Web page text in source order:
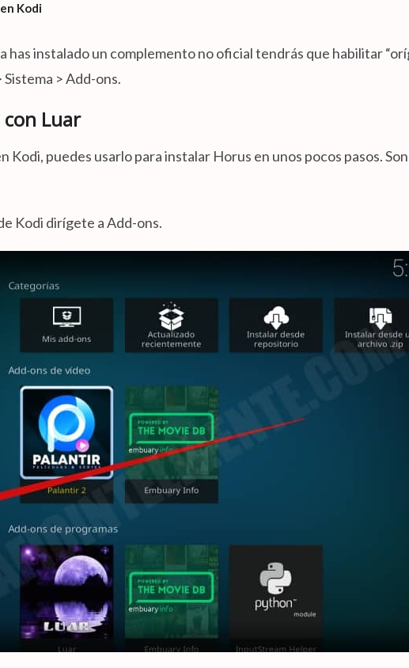
Kodi
has instalado un complemento no oficial tendrás que habilitar
> Add-ons.
Luar
Kodi, puedes usarlo para instalar Horus en unos pocos pasos.
Kodi dirígete a Add-ons.